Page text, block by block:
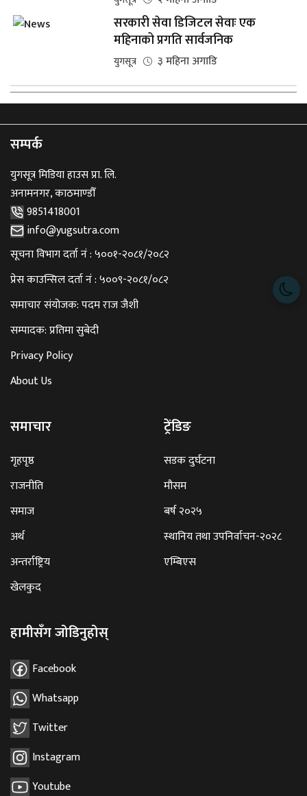
सरकारी सेवा डिजिटल सेवाः एक
महिनाको प्रगति सार्वजनिक
युगसूत्र ३ महिना अगाडि
सम्पर्क
युगसूत्र मिडिया हाउस प्रा. लि.
अनामनगर, काठमाण्डौँ
9851418001
info@yugsutra.com
सूचना विभाग दर्ता नं : ५००१-२०८१/२०८२
प्रेस काउन्सिल दर्ता नं : ५००९-२०८१/०८२
समाचार संयोजक: पदम राज जैशी
सम्पादक: प्रतिमा सुबेदी
Privacy Policy
About Us
समाचार
गृहपृष्ठ
राजनीति
समाज
अर्थ
अन्तर्राष्ट्रिय
खेलकुद
ट्रेंडिङ
सडक दुर्घटना
मौसम
बर्ष २०२५
स्थानिय तथा उपनिर्वाचन-२०२८
एम्बिएस
हामीसँग जोडिनुहोस्
Facebook
Whatsapp
Twitter
Instagram
Youtube